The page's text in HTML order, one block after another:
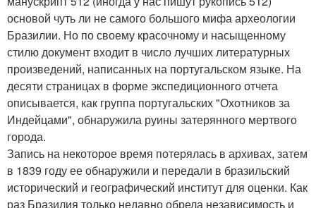
основой чуть ли не самого большого мифа археологии
Бразилии. Но по своему красочному и насыщенному
стилю документ входит в число лучших литературных
произведений, написанных на португальском языке. На
десяти страницах в форме экспедиционного отчета
описывается, как группа португальских "Охотников за
Индейцами", обнаружила руины затерянного мертвого
города.
Запись на некоторое время потерялась в архивах, затем
в 1839 году ее обнаружили и передали в бразильский
исторический и географический институт для оценки. Как
раз Бразилия только недавно обрела независимость и